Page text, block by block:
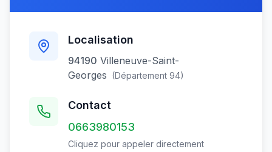
Localisation
94190 Villeneuve-Saint-
Georges (Département 94)
Contact
0663980153
Cliquez pour appeler directement